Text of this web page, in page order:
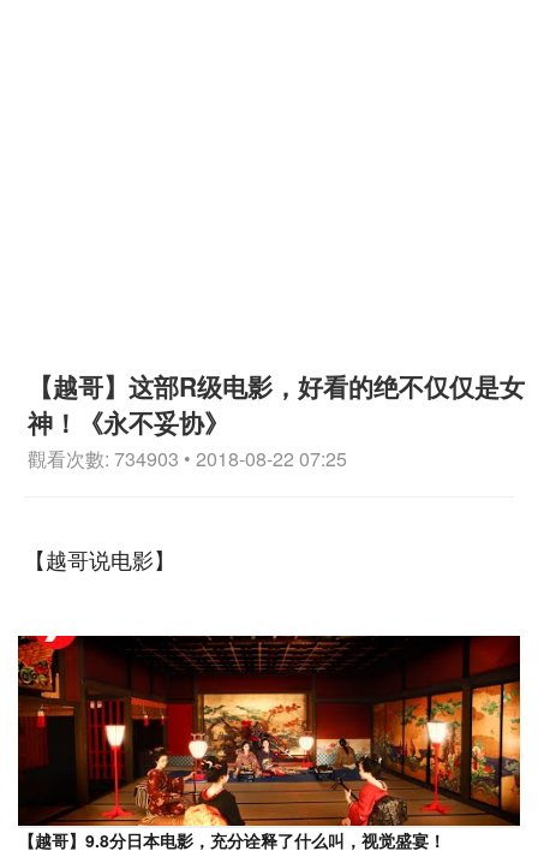
【越哥】这部R级电影，好看的绝不仅仅是女
神！《永不妥协》
觀看次數: 734903 • 2018-08-22 07:25
【越哥说电影】
【越哥】9.8分日本电影，充分诠释了什么叫，视觉盛宴！